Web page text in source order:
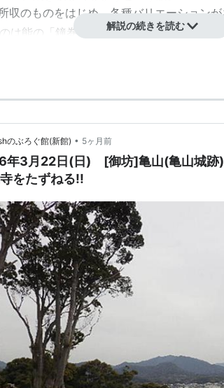
収のものをはじめ、各種バリエーション
は能の「鐘巻」「道成寺」、人形浄瑠璃
解説の続きを読む
のぶろぐ館(新館) • 5ヶ月前
年3月22日(日) [御坊]亀山(亀山城跡)
をたずねる!!